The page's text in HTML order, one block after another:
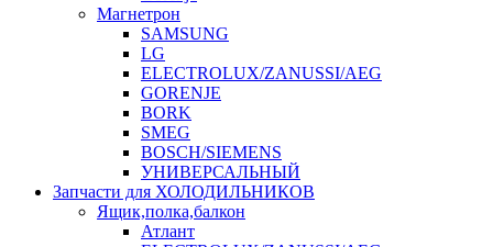
Магнетрон
SAMSUNG
LG
ELECTROLUX/ZANUSSI/AEG
GORENJE
BORK
SMEG
BOSCH/SIEMENS
УНИВЕРСАЛЬНЫЙ
Запчасти для ХОЛОДИЛЬНИКОВ
Ящик,полка,балкон
Атлант